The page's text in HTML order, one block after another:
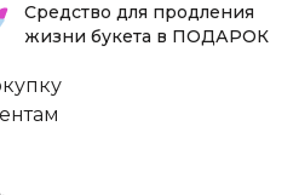
Средство для продления
жизни букета в ПОДАРОК